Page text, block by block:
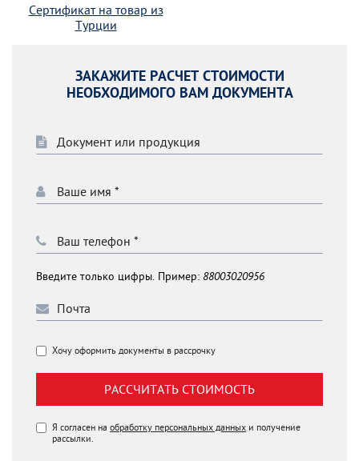
Сертификат на товар из
Турции
ЗАКАЖИТЕ РАСЧЕТ СТОИМОСТИ
НЕОБХОДИМОГО ВАМ ДОКУМЕНТА
Введите только цифры. Пример: 88003020956
Хочу оформить документы в рассрочку
РАССЧИТАТЬ СТОИМОСТЬ
Я согласен на обработку персональных данных и получение
рассылки.